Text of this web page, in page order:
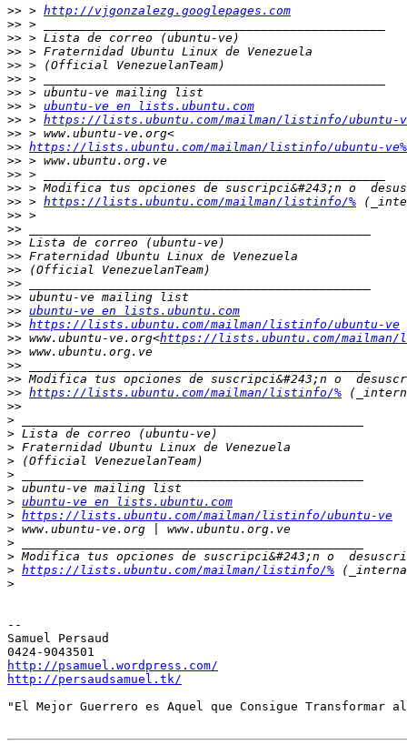
>> > http://vjgonzalezg.googlepages.com
>>
>>
>>
>>
>>
>>
>> > ubuntu-ve en lists.ubuntu.com
>> > https://lists.ubuntu.com/mailman/listinfo/ubuntu-
>>
>> https://lists.ubuntu.com/mailman/listinfo/ubuntu-
>>
>>
>>
>> > https://lists.ubuntu.com/mailman/listinfo/%
>>
>>
>>
>>
>>
>>
>>
>> ubuntu-ve en lists.ubuntu.com
>> https://lists.ubuntu.com/mailman/listinfo/ubuntu-ve
>> www.ubuntu-ve.org<https://lists.ubuntu.com/mailman/
>>
>>
>>
>> https://lists.ubuntu.com/mailman/listinfo/%
>>
>
>
>
>
>
>
> ubuntu-ve en lists.ubuntu.com
> https://lists.ubuntu.com/mailman/listinfo/ubuntu-ve
>
>
>
> https://lists.ubuntu.com/mailman/listinfo/%
>
--
Samuel Persaud
http://psamuel.wordpress.com/
http://persaudsamuel.tk/
"El Mejor Guerrero es Aquel que Consigue Transformar al